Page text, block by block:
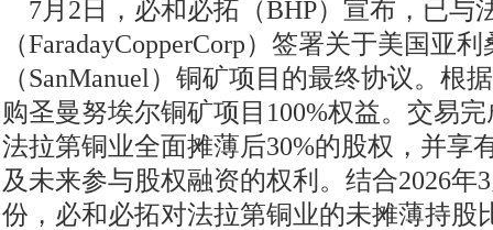
7月2日，必和必拓（BHP）宣布，已与
（FaradayCopperCorp）签署关于美国亚
（SanManuel）铜矿项目的最终协议。根
购圣曼努埃尔铜矿项目100%权益。交易
法拉第铜业全面摊薄后30%的股权，并享
及未来参与股权融资的权利。结合2026年
份，必和必拓对法拉第铜业的未摊薄持股